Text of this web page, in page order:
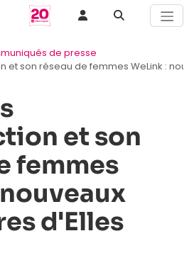
de presse
et son réseau de femmes WeLink :
et son
femmes
d'Elles